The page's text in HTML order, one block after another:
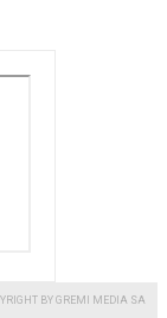
BY GREMI MEDIA SA